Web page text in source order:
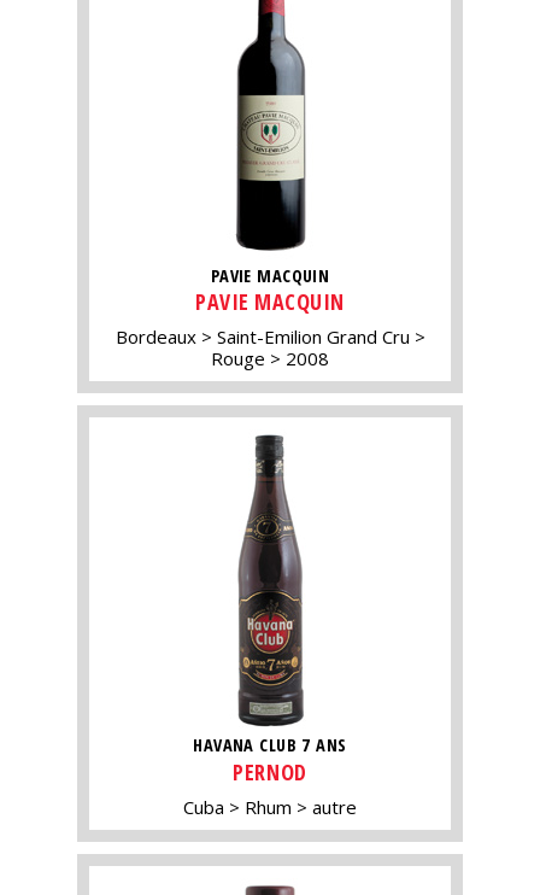
PAVIE MACQUIN
PAVIE MACQUIN
Bordeaux
Saint-Emilion Grand Cru
Rouge
2008
HAVANA CLUB 7 ANS
PERNOD
Cuba Rhum autre